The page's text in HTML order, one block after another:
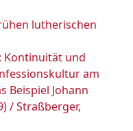
lutherischen
Kontinuität und
am
Beispiel Johann
/ Straßberger,